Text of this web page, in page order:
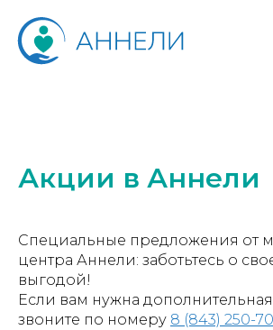
Акции в Аннели
Специальные предложения от
центра Аннели: заботьтесь о
выгодой!
Если вам нужна
звоните по номеру 8 (843) 250-